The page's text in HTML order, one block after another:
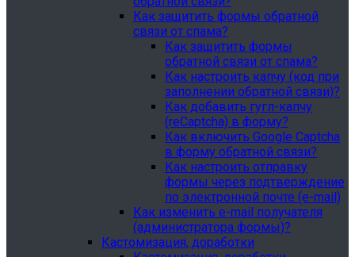
Как защитить формы обратной
связи от спама?
Как защитить формы
обратной связи от спама?
Как настроить капчу (код при
заполнении обратной связи)?
Как добавить гугл-капчу
(reCaptcha) в форму?
Как включить Google Captcha
в форму обратной связи?
Как настроить отправку
формы через подтверждение
по электронной почте (e-mail)
Как изменить e-mail получателя
(администратора формы)?
Кастомизация, доработки